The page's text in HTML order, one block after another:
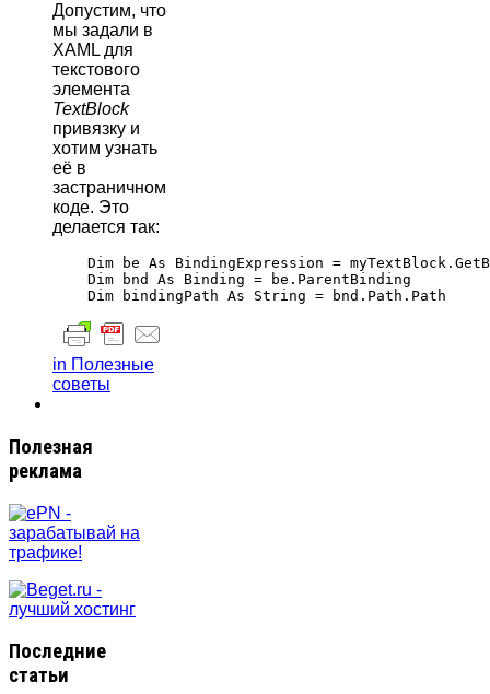
Допустим, что
мы задали в
XAML для
текстового
элемента
TextBlock
привязку и
хотим узнать
её в
застраничном
коде. Это
делается так:
Dim be As BindingExpression =
    Dim bnd As Binding = be.ParentBinding
in Полезные
советы
Полезная
реклама
Последние
статьи